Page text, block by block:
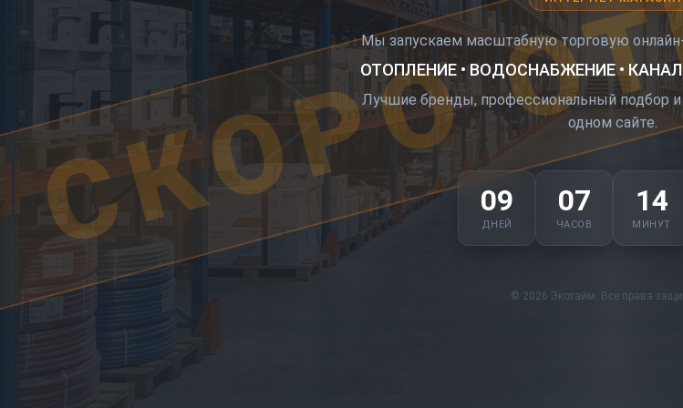
Мы запускаем масштабную торговую
ОТОПЛЕНИЕ • ВОДОСНАБЖЕНИЕ •
Лучшие бренды, профессиональный подбор
одном сайте.
09
ДНЕЙ
07
ЧАСОВ
14
МИНУТ
© 2026 Экотайм. Все права